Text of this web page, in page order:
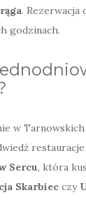
. Rezerwacja
godzinach.
w
Sercu, która
Skarbiec czy